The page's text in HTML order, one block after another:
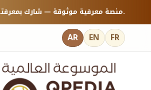
منصة معرفية موثوقة — شارك بمعرفتك عبر الموسوعة العالمية كيوبيديا.
AR EN FR